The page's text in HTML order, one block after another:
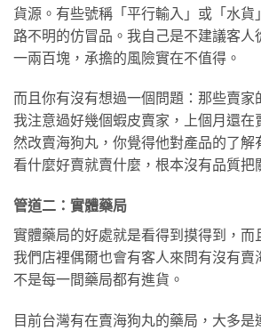
貨源。有些號稱「平行輸入」或「水貨
路不明的仿冒品。我自己是不建議客人
一兩百塊，承擔的風險實在不值得。
而且你有沒有想過一個問題：那些賣家
我注意過好幾個蝦皮賣家，上個月還在
然改賣海狗丸，你覺得他對產品的了解
看什麼好賣就賣什麼，根本沒有品質把
管道二：實體藥局
實體藥局的好處就是看得到摸得到，而
我們店裡偶爾也會有客人來問有沒有賣
不是每一間藥局都有進貨。
目前台灣有在賣海狗丸的藥局，大多是